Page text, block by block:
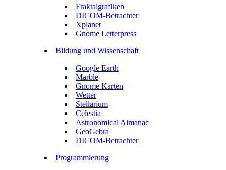
Fraktalgrafiken
DICOM-Betrachter
Xplanet
Gnome Letterpress
Bildung und Wissenschaft
Google Earth
Marble
Gnome Karten
Wetter
Stellarium
Celestia
Astronomical Almanac
GeoGebra
DICOM-Betrachter
Programmierung